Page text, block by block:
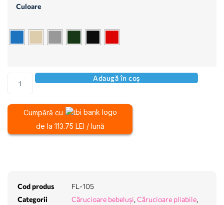
Culoare
Adaugă în coș
Cumpără cu
de la 113.75 LEI / lună
Cod produs
FL-105
Categorii
Cărucioare bebeluși, Cărucioare pliabile,